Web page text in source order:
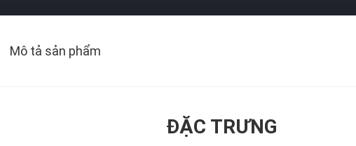
Mô tả sản phẩm
ĐẶC TRƯNG